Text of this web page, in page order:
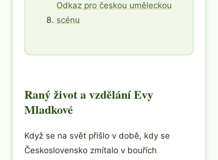
Odkaz pro českou uměleckou
scénu
Raný život a vzdělání Evy
Mladkové
Když se na svět přišlo v době, kdy se
Československo zmítalo v bouřích